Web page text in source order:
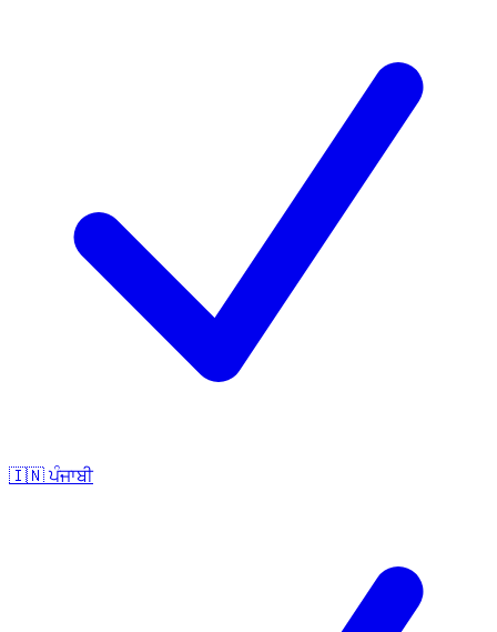
🇮🇳 ਪੰਜਾਬੀ